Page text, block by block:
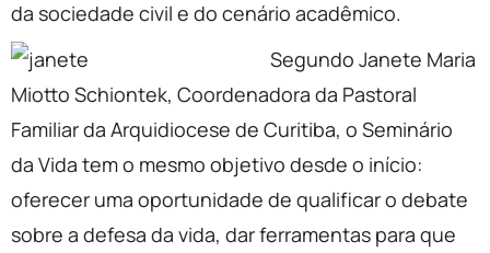
da sociedade civil e do cenário acadêmico.
Segundo Janete Maria
Miotto Schiontek, Coordenadora da Pastoral
Familiar da Arquidiocese de Curitiba, o Seminário
da Vida tem o mesmo objetivo desde o início:
oferecer uma oportunidade de qualificar o debate
sobre a defesa da vida, dar ferramentas para que